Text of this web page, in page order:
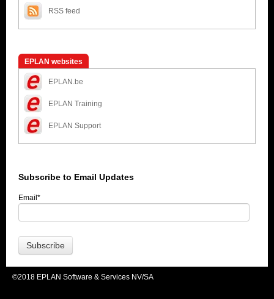
RSS feed
EPLAN websites
EPLAN.be
EPLAN Training
EPLAN Support
Subscribe to Email Updates
Email*
©2018 EPLAN Software & Services NV/SA